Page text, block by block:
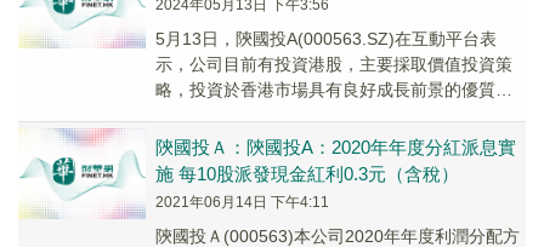
2024年05月13日 下午3:56
5月13日，陝國投A(000563.SZ)在互動平台表
示，公司目前有投資港股，主要採取價值投資策
略，投資於香港市場具有良好成長前景的優質企
陝國投Ａ：陝國投A：2020年年度分紅派息實
施 每10股派發現金紅利0.3元（含稅）
2021年06月14日 下午4:11
陝國投Ａ(000563)本公司2020年年度利潤分配方